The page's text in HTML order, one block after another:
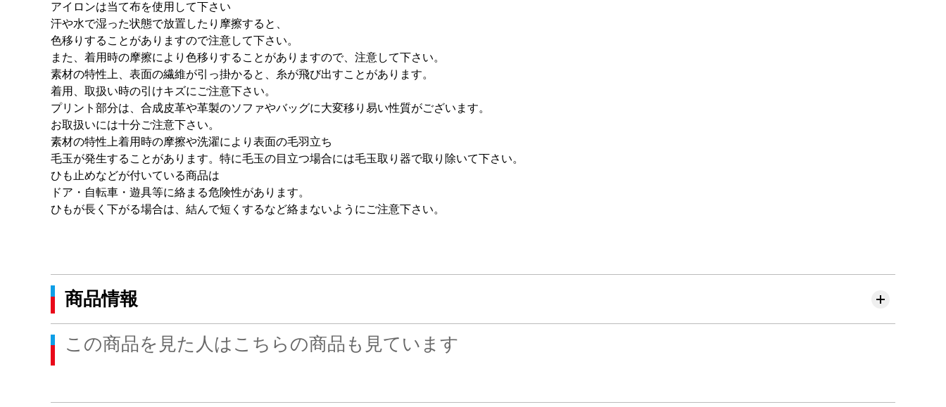
アイロンは当て布を使用して下さい
汗や水で湿った状態で放置したり摩擦すると、
色移りすることがありますので注意して下さい。
また、着用時の摩擦により色移りすることがありますので、注意して下さい。
素材の特性上、表面の繊維が引っ掛かると、糸が飛び出すことがあります。
着用、取扱い時の引けキズにご注意下さい。
プリント部分は、合成皮革や革製のソファやバッグに大変移り易い性質がございます。
お取扱いには十分ご注意下さい。
素材の特性上着用時の摩擦や洗濯により表面の毛羽立ち
毛玉が発生することがあります。特に毛玉の目立つ場合には毛玉取り器で取り除いて下さい。
ひも止めなどが付いている商品は
ドア・自転車・遊具等に絡まる危険性があります。
ひもが長く下がる場合は、結んで短くするなど絡まないようにご注意下さい。
商品情報
この商品を見た人はこちらの商品も見ています